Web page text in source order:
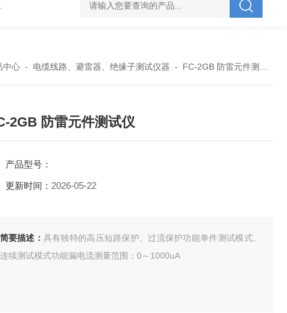
UHV-995 电力综合试验车 UHV-701 级差配合测试仪 UHV-646 全自动水溶
中心- 电缆线路、避雷器、绝缘子测试仪器 - FC-2GB 防雷元件测试仪
2GB 防雷元件测试仪
产品型号：
更新时间： 2026-05-22
简要描述： 具有独特的高压短路保护、过流保护功能单件测试模式、
连续测试模式功能漏电流测量范围：0～1000uA